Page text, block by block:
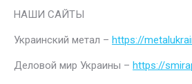
НАШИ САЙТЫ
Украинский метал – https://
Деловой мир Украины – https://